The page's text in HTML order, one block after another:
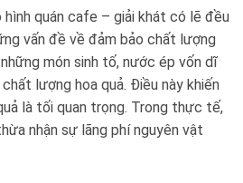
hình quán cafe – giải khát có lẽ đều
vấn đề về đảm bảo chất lượng
món sinh tố, nước ép vốn dĩ
lượng hoa quả. Điều này khiến
là tối quan trọng. Trong thực tế,
nhận sự lãng phí nguyên vật